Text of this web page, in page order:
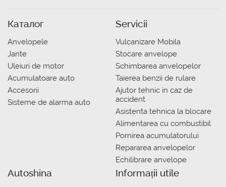
Каталог
Anvelopele
Jante
Uleiuri de motor
Acumulatoare auto
Accesorii
Sisteme de alarma auto
Servicii
Vulcanizare Mobila
Stocare anvelope
Schimbarea anvelopelor
Taierea benzii de rulare
Ajutor tehnic in caz de
accident
Asistenta tehnica la blocare
Alimentarea cu combustibil
Pornirea acumulatorului
Repararea anvelopelor
Echilibrare anvelope
Autoshina Informații utile